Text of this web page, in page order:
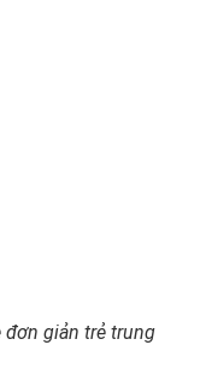
giản trẻ trung